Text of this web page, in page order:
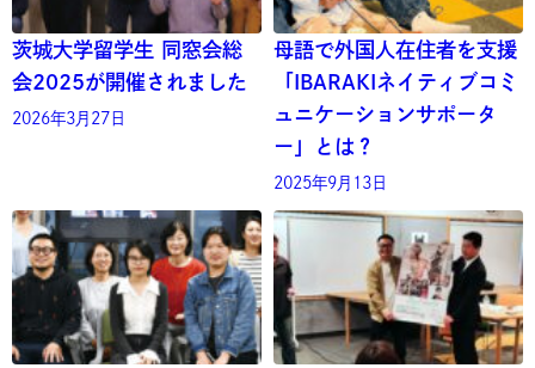
茨城大学留学生 同窓会総
会2025が開催されました
2026年3月27日
母語で外国人在住者を支援
「IBARAKIネイティブコミ
ュニケーションサポータ
ー」とは？
2025年9月13日